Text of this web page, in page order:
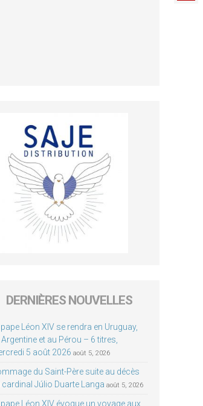
DERNIÈRES NOUVELLES
pape Léon XIV se rendra en Uruguay,
Argentine et au Pérou – 6 titres,
5 août 2026 août 5, 2026
du Saint-Père suite au décès
cardinal Júlio Duarte Langa août 5, 2026
pape Léon XIV évoque un voyage aux